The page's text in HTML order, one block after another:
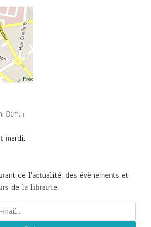
Dim. :
mardi.
de l'actualité, des évènements et
de la librairie.